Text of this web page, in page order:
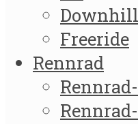
Downhill
Freeride
Rennrad